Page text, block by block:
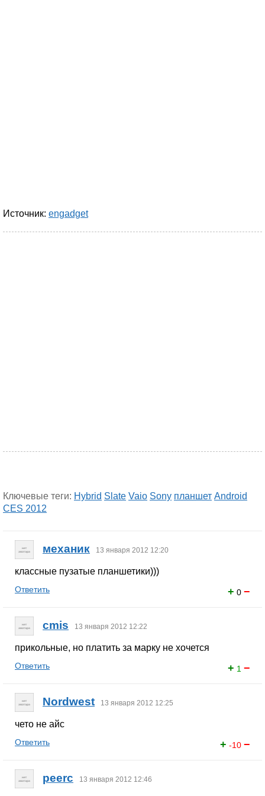
Источник: engadget
Ключевые теги: Hybrid Slate Vaio Sony планшет Android
CES 2012
механик 13 января 2012 12:20
классные пузатые планшетики)))
+ 0 −
Ответить
cmis 13 января 2012 12:22
прикольные, но платить за марку не хочется
+ 1 −
Ответить
Nordwest 13 января 2012 12:25
чето не айс
+ -10 −
Ответить
peerc 13 января 2012 12:46